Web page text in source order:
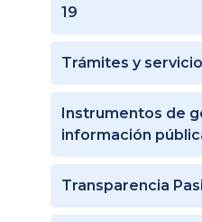
19
Trámites y
Instrumentos de
información
Transparencia